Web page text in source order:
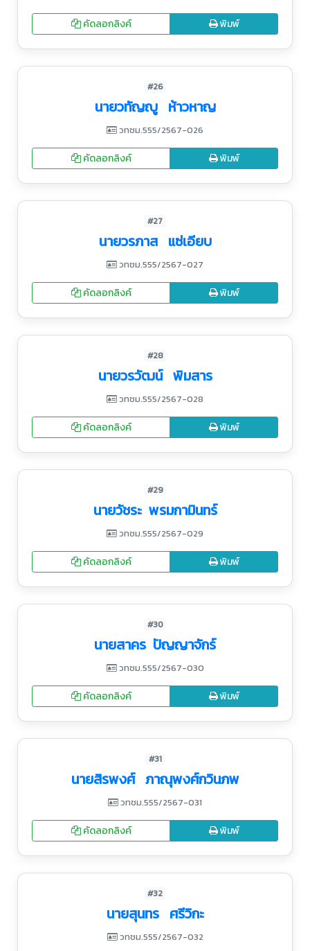
คัดลอกลิงค์ พิมพ์
#26
นายวทัญญู ห้าวหาญ
วทชม.555/2567-026
คัดลอกลิงค์ พิมพ์
#27
นายวรภาส แซ่เอียบ
วทชม.555/2567-027
คัดลอกลิงค์ พิมพ์
#28
นายวรวัฒน์ พิมสาร
วทชม.555/2567-028
คัดลอกลิงค์ พิมพ์
#29
นายวัชระ พรมกามินทร์
วทชม.555/2567-029
คัดลอกลิงค์ พิมพ์
#30
นายสาคร ปัญญาจักร์
วทชม.555/2567-030
คัดลอกลิงค์ พิมพ์
#31
นายสิรพงศ์ ภาณุพงศ์กวินภพ
วทชม.555/2567-031
คัดลอกลิงค์ พิมพ์
#32
นายสุนทร ศรีวิกะ
วทชม.555/2567-032